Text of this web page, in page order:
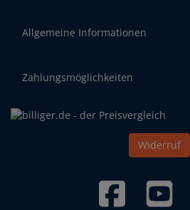
Allgemeine Informationen
Zahlungsmöglichkeiten
Widerruf